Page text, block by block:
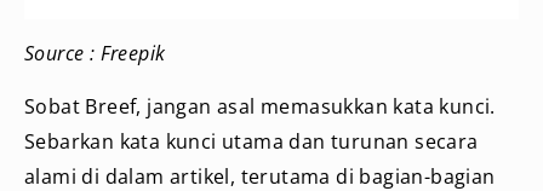
Source : Freepik
Sobat Breef, jangan asal memasukkan kata kunci.
Sebarkan kata kunci utama dan turunan secara
alami di dalam artikel, terutama di bagian-bagian